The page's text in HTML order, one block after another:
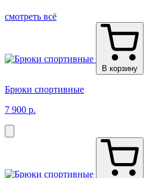
смотреть всё
В корзину
Брюки спортивные
7 900 р.